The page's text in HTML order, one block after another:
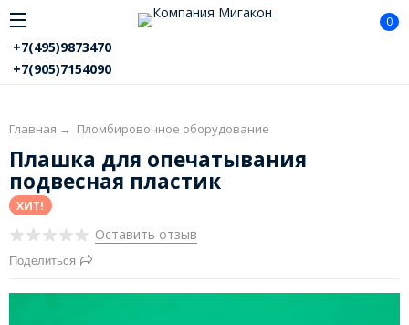
0
+7(495)9873470
+7(905)7154090
Главная → Пломбировочное оборудование
Плашка для опечатывания
подвесная пластик
ХИТ!
Оставить отзыв
Поделиться